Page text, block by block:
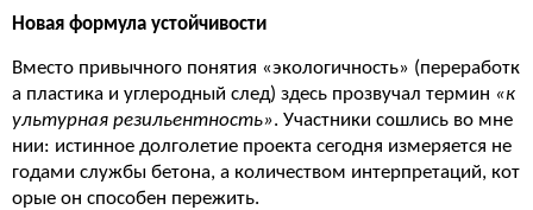
Новая формула устойчивости
Вместо привычного понятия «экологичность» (переработк
а пластика и углеродный след) здесь прозвучал термин «к
ультурная резильентность». Участники сошлись во мне
нии: истинное долголетие проекта сегодня измеряется не
годами службы бетона, а количеством интерпретаций, кот
орые он способен пережить.